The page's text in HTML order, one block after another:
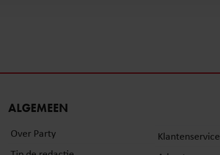
ALGEMEEN
Over Party
Klantenservice